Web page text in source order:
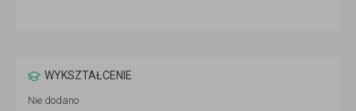
WYKSZTAŁCENIE
Nie dodano